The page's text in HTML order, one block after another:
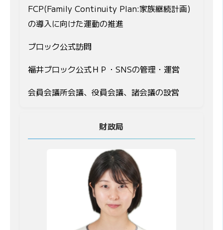
FCP(Family Continuity Plan:家族継続計画)
の導入に向けた運動の推進
ブロック公式訪問
福井ブロック公式ＨＰ・SNSの管理・運営
会員会議所会議、役員会議、諸会議の設営
財政局